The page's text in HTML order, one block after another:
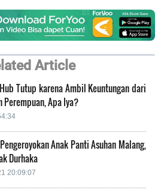
Article
Tutup karena Ambil Keuntungan dari
Perempuan, Apa Iya?
Anak Panti Asuhan Malang,
Durhaka
20:09:07